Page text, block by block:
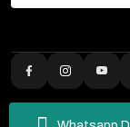
2025 Copyright